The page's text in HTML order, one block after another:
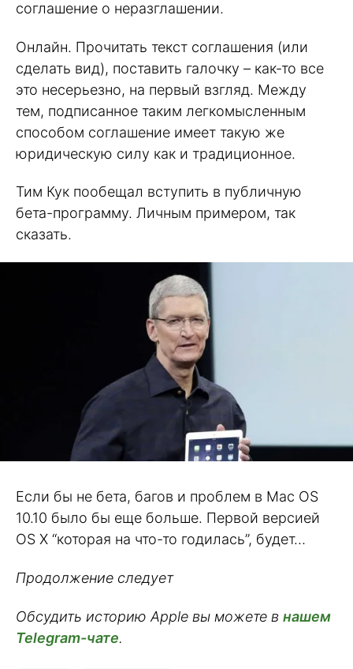
соглашение о неразглашении.
Онлайн. Прочитать текст соглашения (или
сделать вид), поставить галочку – как-то все
это несерьезно, на первый взгляд. Между
тем, подписанное таким легкомысленным
способом соглашение имеет такую же
юридическую силу как и традиционное.
Тим Кук пообещал вступить в публичную
бета-программу. Личным примером, так
сказать.
Если бы не бета, багов и проблем в Mac OS
10.10 было бы еще больше. Первой версией
OS X “которая на что-то годилась”, будет…
Продолжение следует
Обсудить историю Apple вы можете в нашем
Telegram-чате.